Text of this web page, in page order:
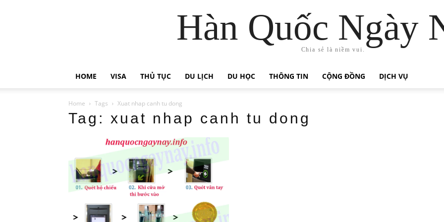
Hàn Quốc Ngày
Chia sẻ là niềm vui.
HOME VISA THỦ TỤC DU LỊCH DU HỌC THÔNG TIN CỘNG ĐỒNG DỊCH VỤ
Home Tags Xuat nhap canh tu dong
Tag: xuat nhap canh tu dong